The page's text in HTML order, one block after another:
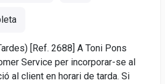
[Ref. 2688] A Toni Pons
Service per incorporar-se al
al client en horari de tarda. Si